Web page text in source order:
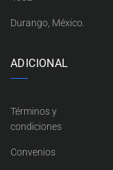
Durango, México.
ADICIONAL
Términos y
condiciones
Convenios